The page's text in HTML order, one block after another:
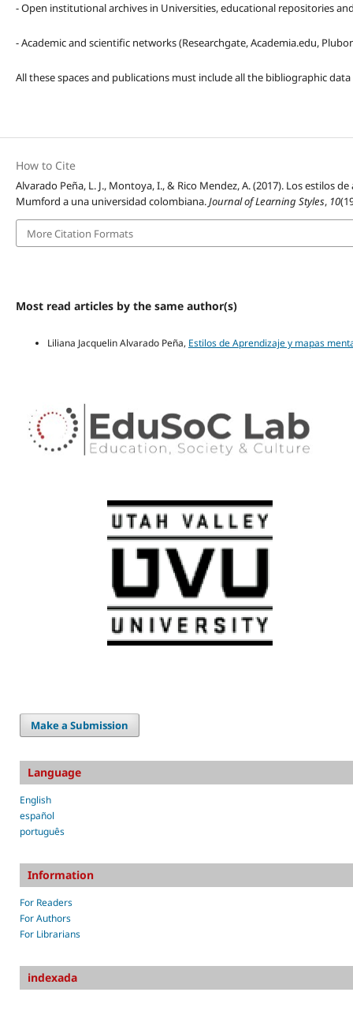
- Open institutional archives in Universities, educational repositories
- Academic and scientific networks (Researchgate, Academia.edu,
All these spaces and publications must include all the bibliographic
How to Cite
Alvarado Peña, L. J., Montoya, I., & Rico Mendez, A. (2017). Los
Mumford a una universidad colombiana.Journal of Learning Styles, 10
More Citation Formats
Most read articles by the same author(s)
Liliana Jacquelin Alvarado Peña, Estilos de Aprendizaje y mapas
Make a Submission
Language
English
español
português
Information
For Readers
For Authors
For Librarians
indexada